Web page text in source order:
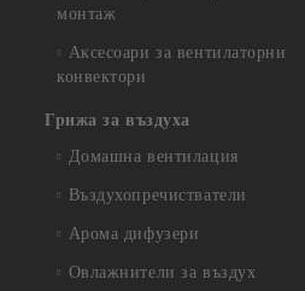
монтаж
Аксесоари за вентилаторни
конвектори
Грижа за въздуха
Домашна вентилация
Въздухопречистватели
Арома дифузери
Овлажнители за въздух